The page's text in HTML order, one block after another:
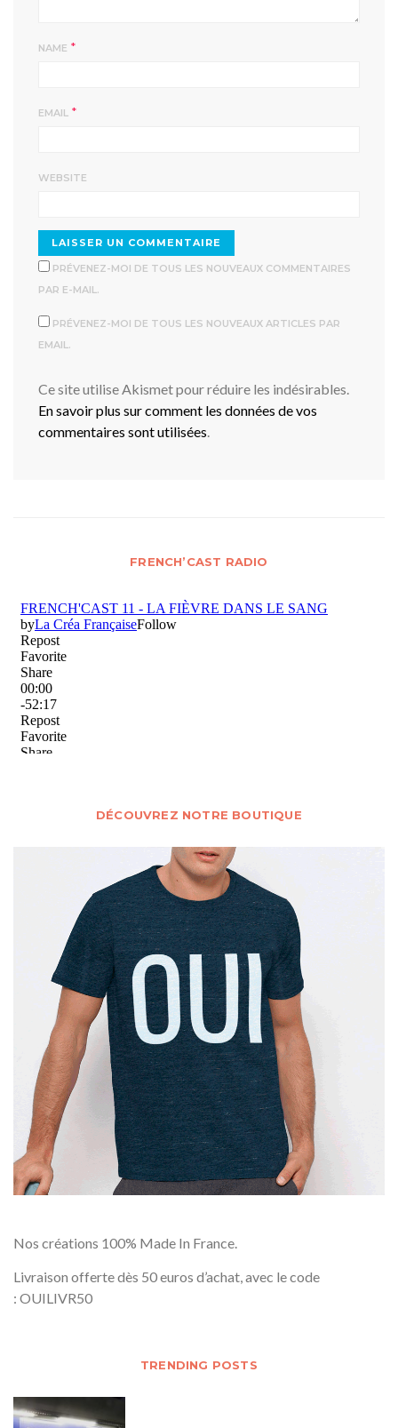
NAME *
EMAIL *
WEBSITE
PRÉVENEZ-MOI DE TOUS LES NOUVEAUX COMMENTAIRES
PAR E-MAIL.
PRÉVENEZ-MOI DE TOUS LES NOUVEAUX ARTICLES PAR
EMAIL.
Ce site utilise Akismet pour réduire les indésirables.
En savoir plus sur comment les données de vos
commentaires sont utilisées
FRENCH’CAST RADIO
DÉCOUVREZ NOTRE BOUTIQUE
Nos créations 100% Made In France.
Livraison offerte dès 50 euros d’achat, avec le code
: OUILIVR50
TRENDING POSTS